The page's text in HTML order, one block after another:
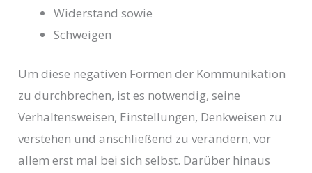
Widerstand sowie
Schweigen
Um diese negativen Formen der Kommunikation
zu durchbrechen, ist es notwendig, seine
Verhaltensweisen, Einstellungen, Denkweisen zu
verstehen und anschließend zu verändern, vor
allem erst mal bei sich selbst. Darüber hinaus